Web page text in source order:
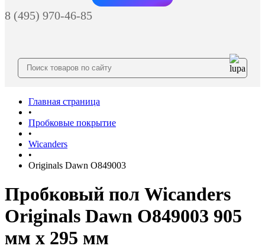
8 (495) 970-46-85
Главная страница
•
Пробковые покрытие
•
Wicanders
•
Originals Dawn O849003
Пробковый пол Wicanders
Originals Dawn O849003 905
мм х 295 мм